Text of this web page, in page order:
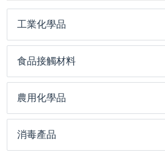
工業化學品
食品接觸材料
農用化學品
消毒產品